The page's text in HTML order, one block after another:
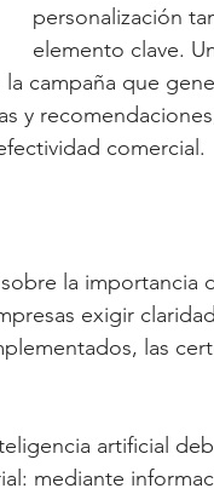
personalización
elemento clave.
campaña que
y
comercial.
la importancia
exigir
las
artificial
mediante